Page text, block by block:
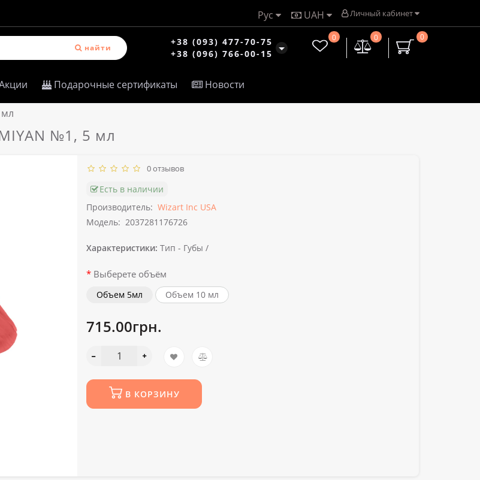
Личный кабинет
UAH
Рус
найти
+38 (093) 477-70-75
+38 (096) 766-00-15
0
0
0
Подарочные сертификаты Новости
мл
№1, 5 мл
0 отзывов
Есть в наличии
Производитель: Wizart Inc USA
Модель: 2037281176726
Характеристики: Тип - Губы /
Выберете объём
Объем 5мл Объем 10 мл
715.00грн.
В КОРЗИНУ